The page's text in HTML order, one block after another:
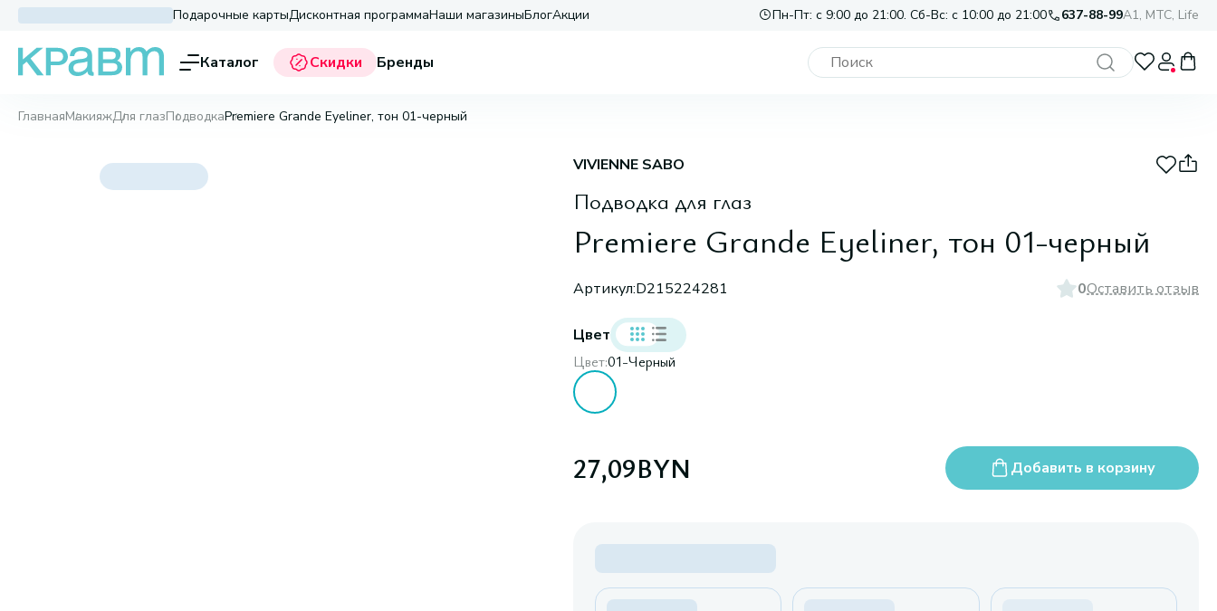
Подарочные картыДисконтная программаНаши магазиныБлогАкции Пн-Пт: с 9:00 до 21:00. Сб-Вс: с 10:00 до 21:00 637-88-99A1, МТС, Life
Каталог Скидки Бренды
ГлавнаяМакияжДля глазПодводкаPremiere Grande Eyeliner, тон 01-черный
VIVIENNE SABO
Подводка для глаз
Premiere Grande Eyeliner, тон 01-черный
Артикул:D215224281 0Оставить отзыв
Цвет
Цвет:01-Черный
27,09BYN Добавить в корзину